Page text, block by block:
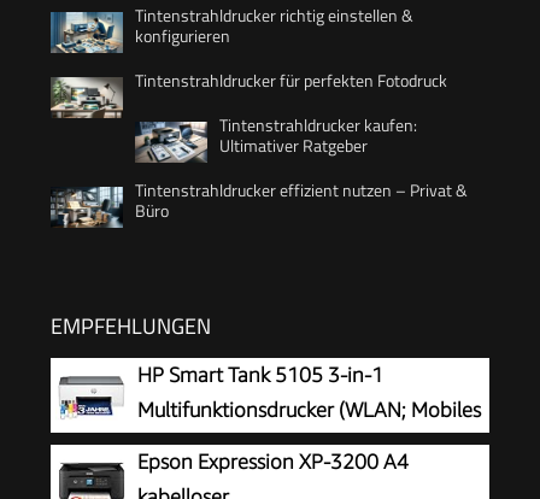
Tintenstrahldrucker richtig einstellen &
konfigurieren
Tintenstrahldrucker für perfekten Fotodruck
Tintenstrahldrucker kaufen:
Ultimativer Ratgeber
Tintenstrahldrucker effizient nutzen – Privat &
Büro
EMPFEHLUNGEN
HP Smart Tank 5105 3-in-1
Multifunktionsdrucker (WLAN; Mobiles
Drucken) – 3 Jahre Tinte inklusive, 3
Jahre Garantie, großer Tintentank, hohe
Epson Expression XP-3200 A4